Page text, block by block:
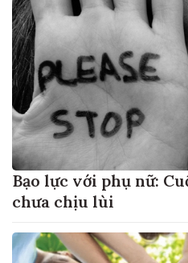
Bạo lực với phụ nữ:
chưa chịu lùi